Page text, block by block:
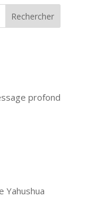
profond
Yahushua